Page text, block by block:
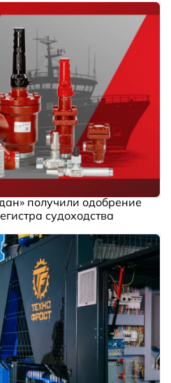
получили одобрение
судоходства